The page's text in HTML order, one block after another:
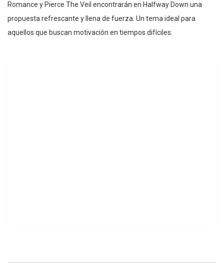
Romance y Pierce The Veil encontrarán en Halfway Down una
propuesta refrescante y llena de fuerza. Un tema ideal para
aquellos que buscan motivación en tiempos difíciles.